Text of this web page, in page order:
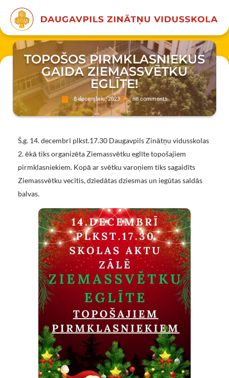
TOPOŠOS PIRMKLASNIEKUS
GAIDA ZIEMASSVĒTKU
EGLĪTE!
8 decembris, 2023 no comments
Š.g. 14. decembrī plkst.17.30 Daugavpils Zinātņu vidusskolas
2. ēkā tiks organizēta Ziemassvētku eglīte topošajiem
pirmklasniekiem. Kopā ar svētku varoņiem tiks sagaidīts
Ziemassvētku vecītis, dziedātas dziesmas un iegūtas saldās
balvas.